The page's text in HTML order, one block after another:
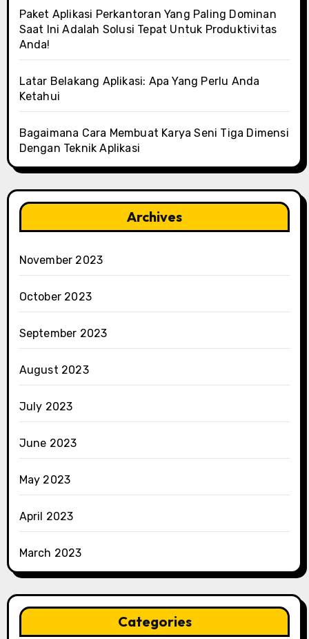
Paket Aplikasi Perkantoran Yang Paling Dominan
Saat Ini Adalah Solusi Tepat Untuk Produktivitas
Anda!
Latar Belakang Aplikasi: Apa Yang Perlu Anda
Ketahui
Bagaimana Cara Membuat Karya Seni Tiga Dimensi
Dengan Teknik Aplikasi
Archives
November 2023
October 2023
September 2023
August 2023
July 2023
June 2023
May 2023
April 2023
March 2023
Categories